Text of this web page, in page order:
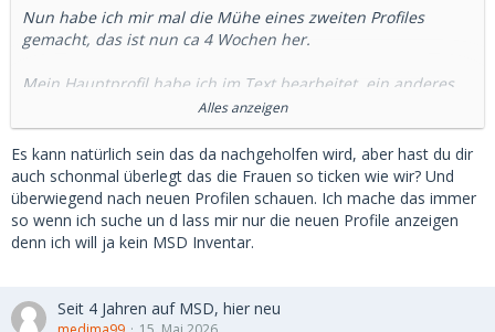
Nun habe ich mir mal die Mühe eines zweiten Profiles
gemacht, das ist nun ca 4 Wochen her.
Mein Hauptprofil habe ich im Text bearbeitet, ein anderes
mal ein Bild reingesetzt.
Meistens wenn ich am Morgen ins Hauptprofil gehe wird
mir angezeigt das die Änderungen von Text oder Bild
erledigt sind. Erkennbar das dieses mitten in der Nacht
geschieht meistens gegen 1 Uhr bis 2 Uhr.
In dieser Zeit erhalte ich bei meinem zweiten Profil
zurechnen und das fast jede Nacht, ein Schelm wer da 1
und 1 zusammen zählt
Alles anzeigen
Es kann natürlich sein das da nachgeholfen wird, aber hast du dir
auch schonmal überlegt das die Frauen so ticken wie wir? Und
überwiegend nach neuen Profilen schauen. Ich mache das immer
so wenn ich suche un d lass mir nur die neuen Profile anzeigen
denn ich will ja kein MSD Inventar.
Seit 4 Jahren auf MSD, hier neu